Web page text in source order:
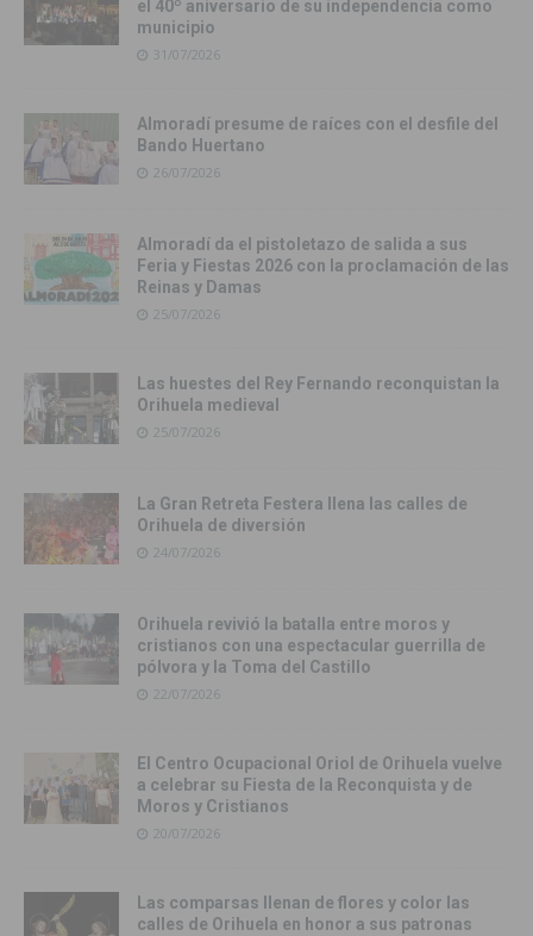
el 40º aniversario de su independencia como
municipio
31/07/2026
Almoradí presume de raíces con el desfile del
Bando Huertano
26/07/2026
Almoradí da el pistoletazo de salida a sus
Feria y Fiestas 2026 con la proclamación de las
Reinas y Damas
25/07/2026
Las huestes del Rey Fernando reconquistan la
Orihuela medieval
25/07/2026
La Gran Retreta Festera llena las calles de
Orihuela de diversión
24/07/2026
Orihuela revivió la batalla entre moros y
cristianos con una espectacular guerrilla de
pólvora y la Toma del Castillo
22/07/2026
El Centro Ocupacional Oriol de Orihuela vuelve
a celebrar su Fiesta de la Reconquista y de
Moros y Cristianos
20/07/2026
Las comparsas llenan de flores y color las
calles de Orihuela en honor a sus patronas